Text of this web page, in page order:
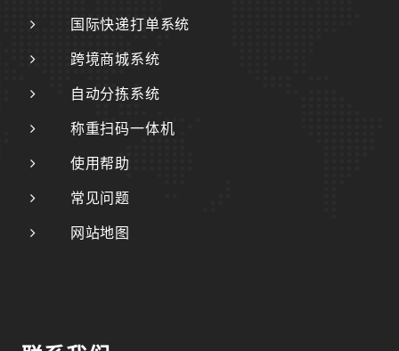
国际快递打单系统
跨境商城系统
自动分拣系统
称重扫码一体机
使用帮助
常见问题
网站地图